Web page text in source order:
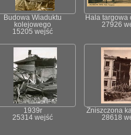
Budowa Wiaduktu
kolejowego
15205 wejść
Hala targowa
27926
1939r
25314 wejść
Zniszczona
28618